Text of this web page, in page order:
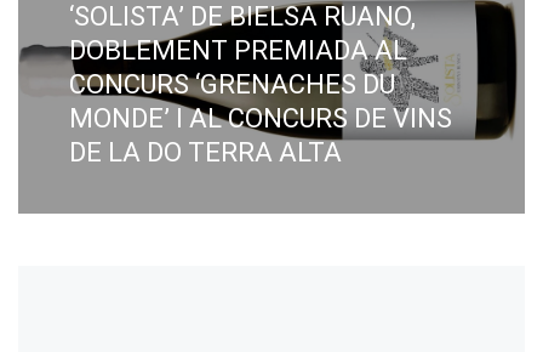
post:
‘SOLISTA’ DE BIELSA RUANO,
DOBLEMENT PREMIADA AL
CONCURS ‘GRENACHES DU
MONDE’ I AL CONCURS DE VINS
DE LA DO TERRA ALTA